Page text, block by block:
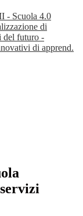
- Scuola 4.0
di
del futuro -
di apprend.